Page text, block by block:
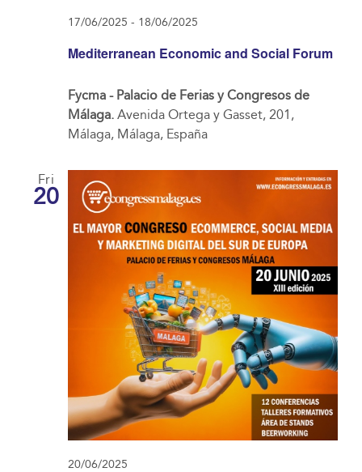
Mediterranean Economic and Social Forum
17/06/2025 - 18/06/2025
Fycma - Palacio de Ferias y Congresos de
Málaga. Avenida Ortega y Gasset, 201,
Málaga, Málaga, España
Fri
20
20/06/2025